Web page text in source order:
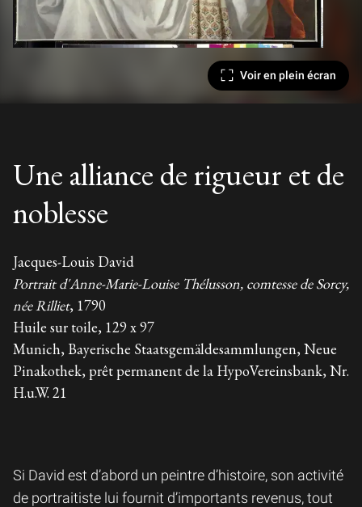
Voir en plein écran
Une alliance de rigueur et de
noblesse
Jacques-Louis David
Portrait d'Anne-Marie-Louise Thélusson, comtesse de Sorcy,
née Rilliet, 1790
Huile sur toile, 129 x 97
Munich, Bayerische Staatsgemäldesammlungen, Neue
Pinakothek, prêt permanent de la HypoVereinsbank, Nr.
H.u.W. 21
Si David est d’abord un peintre d’histoire, son activité
de portraitiste lui fournit d’importants revenus, tout